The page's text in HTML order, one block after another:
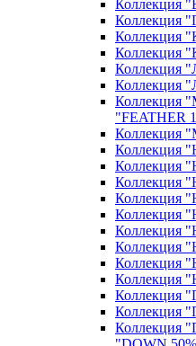
Коллекция
Коллекция
Коллекция
Коллекция
Коллекция
Коллекция
Коллекция
"FEATHER
Коллекция
Коллекция
Коллекция
Коллекция
Коллекция
Коллекция
Коллекция
Коллекция
Коллекция
Коллекция
Коллекция
Коллекция
Коллекция